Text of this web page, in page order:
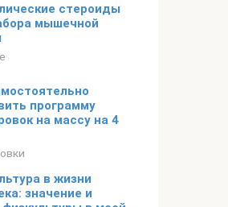
стероиды
мышечной
программу
на массу на 4
в жизни
значение и